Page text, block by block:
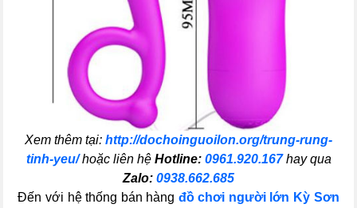
Xem thêm tại: http://dochoinguoilon.org/trung-rung-
tinh-yeu/hoặc liên hệ Hotline: 0961.920.167hay qua
Zalo: 0938.662.685
Đến với hệ thống bán hàng đồ chơi người lớn Kỳ Sơn